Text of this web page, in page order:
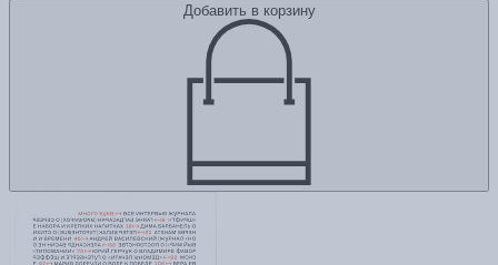
Добавить в корзину